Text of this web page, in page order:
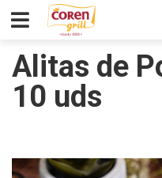
Alitas de
10 uds